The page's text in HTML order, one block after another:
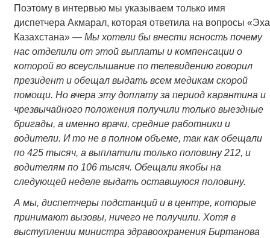
Поэтому в интервью мы указываем только имя
диспетчера Акмарал, которая ответила на вопросы «Эха
Казахстана» — Мы хотели бы внести ясность почему
нас отделили от этой выплаты и компенсации о
которой во всеуслышание по телевидению говорил
президент и обещал выдать всем медикам скорой
помощи. Но вчера эту доплату за период карантина и
чрезвычайного положения получили только выездные
бригады, а именно врачи, средние работники и
водители. И то не в полном объеме, так как обещали
по 425 тысяч, а выплатили только половину 212, и
водителям по 106 тысяч. Обещали якобы на
следующей неделе выдать оставшуюся половину.
А мы, диспетчеры подстанций и в центре, которые
принимают вызовы, ничего не получили. Хотя в
выступлении министра здравоохранения Биртанова